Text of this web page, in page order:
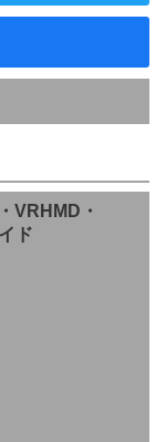
VRHMD・
ド